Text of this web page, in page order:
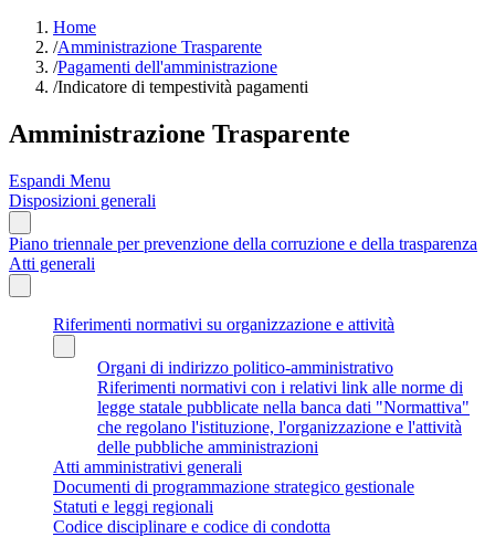
Home
/Amministrazione Trasparente
/Pagamenti dell'amministrazione
/Indicatore di tempestività pagamenti
Amministrazione Trasparente
Espandi Menu
Disposizioni generali
Piano triennale per prevenzione della corruzione e della trasparenza
Atti generali
Riferimenti normativi su organizzazione e attività
Organi di indirizzo politico-amministrativo
Riferimenti normativi con i relativi link alle norme di
legge statale pubblicate nella banca dati "Normattiva"
che regolano l'istituzione, l'organizzazione e l'attività
delle pubbliche amministrazioni
Atti amministrativi generali
Documenti di programmazione strategico gestionale
Statuti e leggi regionali
Codice disciplinare e codice di condotta